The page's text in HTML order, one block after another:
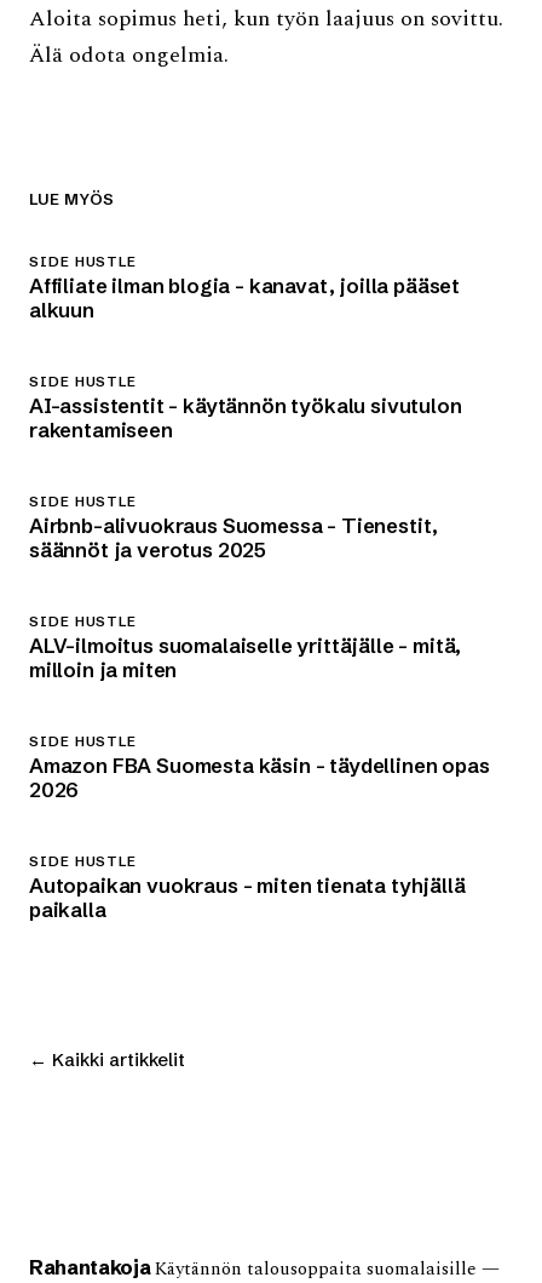
Aloita sopimus heti, kun työn laajuus on sovittu.
Älä odota ongelmia.
LUE MYÖS
SIDE HUSTLE
Affiliate ilman blogia – kanavat, joilla pääset
alkuun
SIDE HUSTLE
AI-assistentit – käytännön työkalu sivutulon
rakentamiseen
SIDE HUSTLE
Airbnb-alivuokraus Suomessa – Tienestit,
säännöt ja verotus 2025
SIDE HUSTLE
ALV-ilmoitus suomalaiselle yrittäjälle – mitä,
milloin ja miten
SIDE HUSTLE
Amazon FBA Suomesta käsin – täydellinen opas
2026
SIDE HUSTLE
Autopaikan vuokraus – miten tienata tyhjällä
paikalla
← Kaikki artikkelit
Rahantakoja Käytännön talousoppaita suomalaisille —